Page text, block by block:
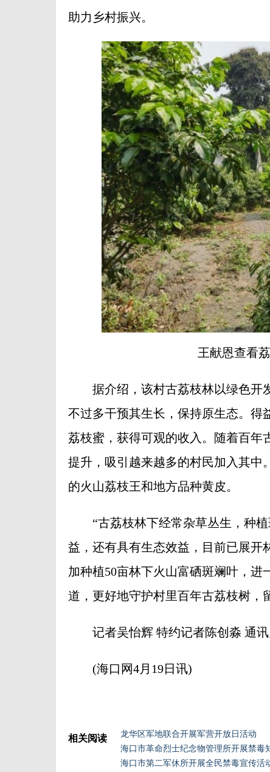
助力乡村振兴。
王献恩查看
据介绍，该村古荔枝林以绿色开发
不过多干预其生长，保持原生态。得
荔枝蜜，获得可观的收入。随着百年
提升，吸引越来越多的村民加入其中
的火山荔枝王和地方品种黄皮。
“古荔枝林下经常杂草丛生，种植
益，还有具有生态效益，目前已展开
加种植50亩林下火山富硒斑斓叶，
道，更好地守护村里百年古荔枝树，
记者吴怡辉 特约记者陈创淼 通讯
(海口网4月19日讯)
相关阅读
龙华区军地联合开展军营开放日活动
海口市革命烈士纪念物管理所开展禁毒
海口市第二军休所开展全民禁毒宣传活